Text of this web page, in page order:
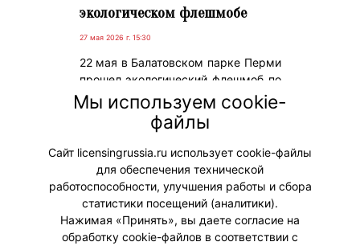
экологическом флешмобе
27 мая 2026 г. 15:30
22 мая в Балатовском парке Перми
прошел экологический флешмоб по
высадке медоносных растений,
организованный при поддержке
компании «Тенториум» и Музея
Северного пчеловодства.
#ПродвижениеБренда
Мы используем cookie-
файлы
Сайт licensingrussia.ru использует cookie-файлы
для обеспечения технической
работоспособности, улучшения работы и сбора
статистики посещений (аналитики).
Нажимая «Принять», вы даете согласие на
обработку cookie-файлов в соответствии с